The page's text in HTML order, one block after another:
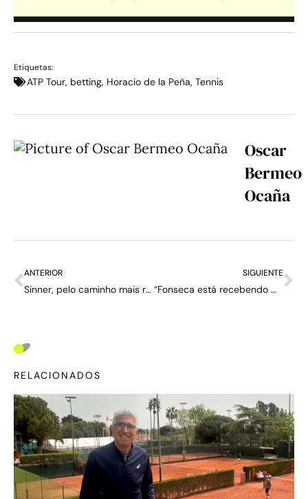
Etiquetas:
ATP Tour, betting, Horacio de la Peña, Tennis
Oscar
Bermeo
Ocaña
ANTERIOR
Sinner, pelo caminho mais rápido para completar o tênis
SIGUIENTE
“Fonseca está recebendo muita pressão, mas lida muito bem com isso” — entrevista com Alexander Blockx
RELACIONADOS